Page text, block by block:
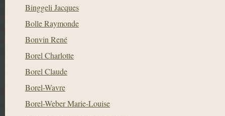
Binggeli Jacques
Bolle Raymonde
Bonvin René
Borel Charlotte
Borel Claude
Borel-Wavre
Borel-Weber Marie-Louise